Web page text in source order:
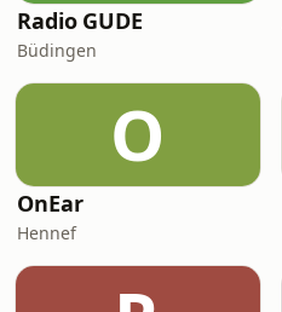
Radio GUDE
Büdingen
O
OnEar
Hennef